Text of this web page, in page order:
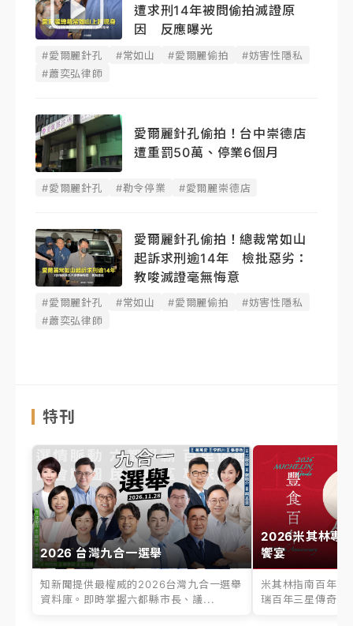
遭求刑14年被問偷拍滅證原
因 反應曝光
#愛爾麗針孔 #常如山 #愛爾麗偷拍
#妨害性隱私
#蕭奕弘律師
愛爾麗針孔偷拍！台中崇德店
遭重罰50萬、停業6個月
#愛爾麗針孔 #勒令停業 #愛爾麗崇德店
愛爾麗針孔偷拍！總裁常如山
起訴求刑逾14年 檢批惡劣：
教唆滅證毫無悔意
#愛爾麗針孔 #常如山 #愛爾麗偷拍
#妨害性隱私
#蕭奕弘律師
特刊
2026 台灣九合一選舉
知新聞提供最權威的2026台灣九合一選舉
資料庫。即時掌握六都縣市長、議...
2026米其林專
饗宴
米其林指南百年之
瑞百年三星傳奇、